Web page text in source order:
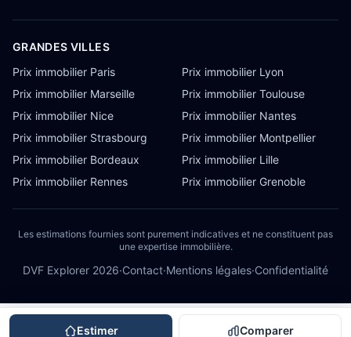
Estimer Comparer
GRANDES VILLES
Prix immobilier Paris
Prix immobilier Lyon
Prix immobilier Marseille
Prix immobilier Toulouse
Prix immobilier Nice
Prix immobilier Nantes
Prix immobilier Strasbourg
Prix immobilier Montpellier
Prix immobilier Bordeaux
Prix immobilier Lille
Prix immobilier Rennes
Prix immobilier Grenoble
Les estimations fournies sont purement indicatives et ne constituent pas
une expertise immobilière.
DVF Explorer 2026·Contact·Mentions légales·Confidentialité